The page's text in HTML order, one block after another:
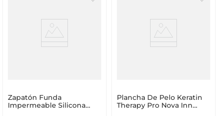
Zapatón Funda
Impermeable Silicona
Plancha De Pelo Keratin
Therapy Pro Nova Inn